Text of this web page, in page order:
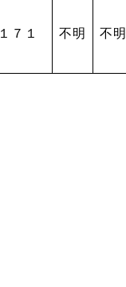
１７１ 不明 不明